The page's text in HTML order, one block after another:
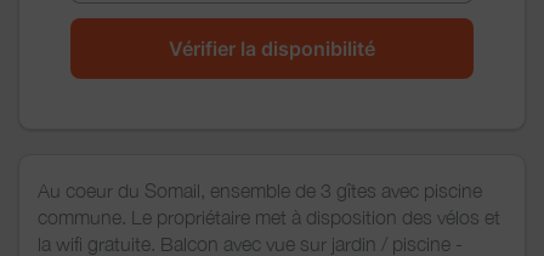
Vérifier la disponibilité
Au coeur du Somail, ensemble de 3 gîtes avec piscine
commune. Le propriétaire met à disposition des vélos et
la wifi gratuite. Balcon avec vue sur jardin / piscine -